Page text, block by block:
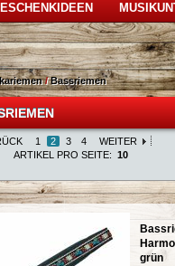
/Bassriemen
1 2 3 4
WEITER
ARTIKEL PRO SEITE: 10
grün